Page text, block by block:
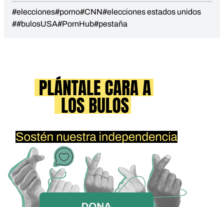
#elecciones#porno#CNN#elecciones estados unidos
##bulosUSA#PornHub#pestaña